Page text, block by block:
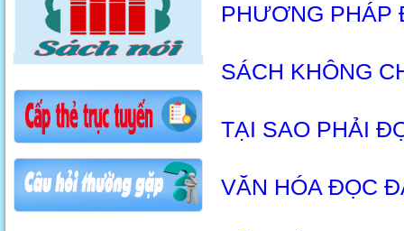
PHƯƠNG PHÁP
SÁCH KHÔNG
TẠI SAO PHẢI
VĂN HÓA ĐỌC